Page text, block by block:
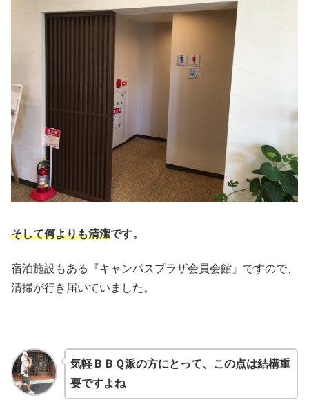
そして何よりも清潔です。
宿泊施設もある『キャンパスプラザ会員会館』ですので、
清掃が行き届いていました。
気軽ＢＢＱ派の方にとって、この点は結構重
要ですよね